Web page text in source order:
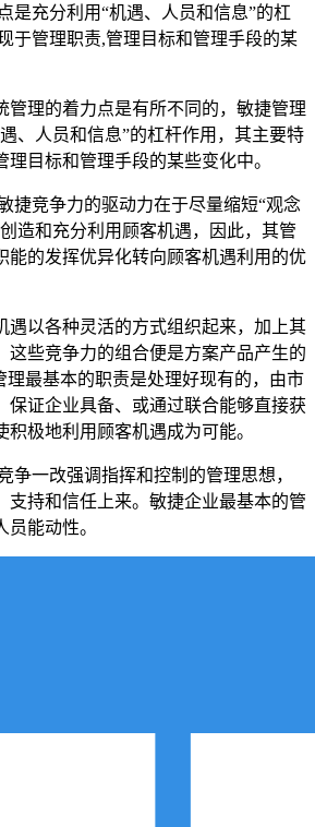
是充分利用“机遇、人员和信息”的杠
于管理职责,管理目标和管理手段的某
管理的着力点是有所不同的，敏捷管理
、人员和信息”的杠杆作用，其主要特
理目标和管理手段的某些变化中。
捷竞争力的驱动力在于尽量缩短“观念
造和充分利用顾客机遇，因此，其管
能的发挥优异化转向顾客机遇利用的优
遇以各种灵活的方式组织起来，加上其
这些竞争力的组合便是方案产品产生的
理最基本的职责是处理好现有的，由市
保证企业具备、或通过联合能够直接获
极地利用顾客机遇成为可能。
争一改强调指挥和控制的管理思想，
支持和信任上来。敏捷企业最基本的管
能动性。